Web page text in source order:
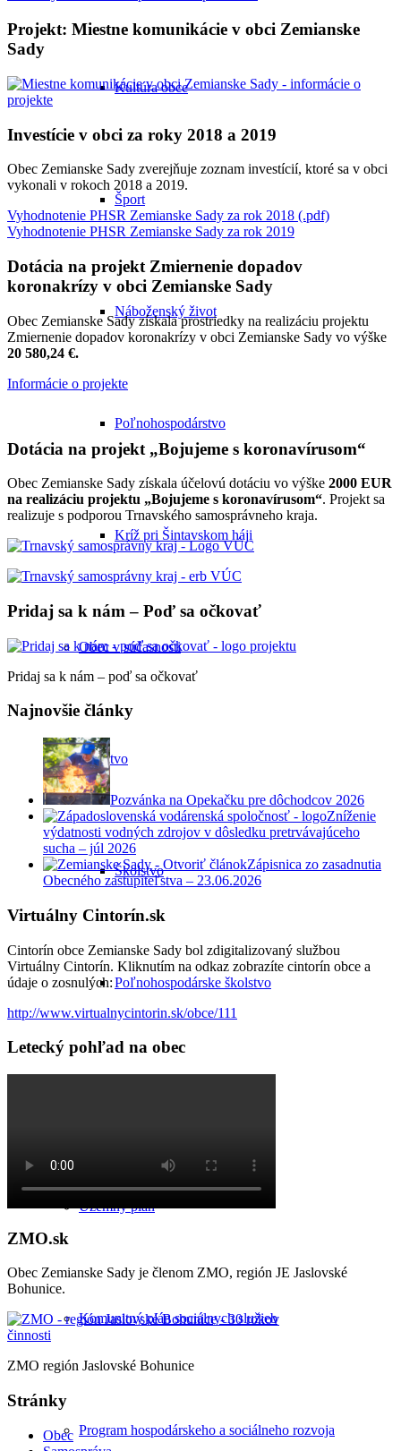
Kultúra obce
Šport
Náboženský život
Poľnohospodárstvo
Kríž pri Šintavskom háji
Obec v súčasnosti
Školstvo
Školstvo
Poľnohospodárske školstvo
Územný plán
Komunitný plán sociálnych služieb
Program hospodárskeho a sociálneho rozvoja
Projekt: Miestne komunikácie v obci Zemianske
Sady
Investície v obci za roky 2018 a 2019
Obec Zemianske Sady zverejňuje zoznam investícií, ktoré sa v obci
vykonali v rokoch 2018 a 2019.
Vyhodnotenie PHSR Zemianske Sady za rok 2018 (.pdf)
Vyhodnotenie PHSR Zemianske Sady za rok 2019
Dotácia na projekt Zmiernenie dopadov
koronakrízy v obci Zemianske Sady
Obec Zemianske Sady získala prostriedky na realizáciu projektu
Zmiernenie dopadov koronakrízy v obci Zemianske Sady vo výške
20 580,24 €.
Informácie o projekte
Dotácia na projekt „Bojujeme s koronavírusom“
Obec Zemianske Sady získala účelovú dotáciu vo výške 2000 EUR
na realizáciu projektu „Bojujeme s koronavírusom“. Projekt sa
realizuje s podporou Trnavského samosprávneho kraja.
Pridaj sa k nám – Poď sa očkovať
Pridaj sa k nám – poď sa očkovať
Najnovšie články
Pozvánka na Opekačku pre dôchodcov 2026
Zníženie
výdatnosti vodných zdrojov v dôsledku pretrvávajúceho
sucha – júl 2026
Zápisnica zo zasadnutia
Obecného zastupiteľstva – 23.06.2026
Virtuálny Cintorín.sk
Cintorín obce Zemianske Sady bol zdigitalizovaný službou
Virtuálny Cintorín. Kliknutím na odkaz zobrazíte cintorín obce a
údaje o zosnulých:
http://www.virtualnycintorin.sk/obce/111
Letecký pohľad na obec
ZMO.sk
Obec Zemianske Sady je členom ZMO, región JE Jaslovské
Bohunice.
ZMO región Jaslovské Bohunice
Stránky
Obec